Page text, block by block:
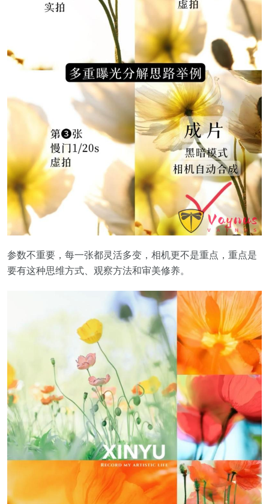
参数不重要，每一张都灵活多变，相机更不是重点，重点是
要有这种思维方式、观察方法和审美修养。